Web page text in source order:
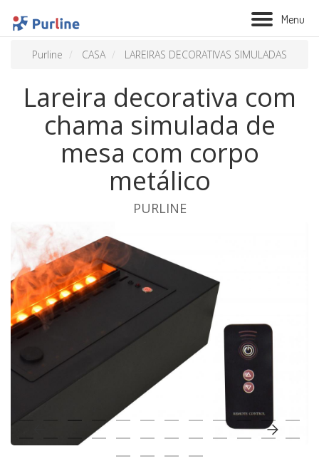
Menu
BIOLAREIRA
VENTILAÇÃO
TRATAMENTO AÉREO
CASA
Purline CASA LAREIRAS DECORATIVAS SIMULADAS
Lareira decorativa com
chama simulada de
mesa com corpo
metálico
PURLINE